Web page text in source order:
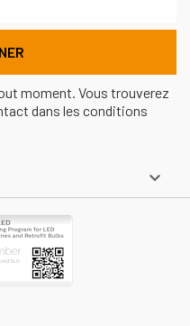
moment. Vous trouverez
dans les conditions
